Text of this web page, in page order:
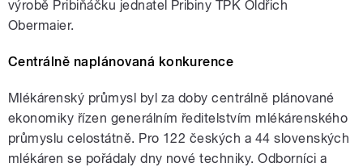
výrobě Pribiňáčku jednatel Pribiny TPK Oldřich
Obermaier.
Centrálně naplánovaná konkurence
Mlékárenský průmysl byl za doby centrálně plánované
ekonomiky řízen generálním ředitelstvím mlékárenského
průmyslu celostátně. Pro 122 českých a 44 slovenských
mlékáren se pořádaly dny nové techniky. Odborníci a